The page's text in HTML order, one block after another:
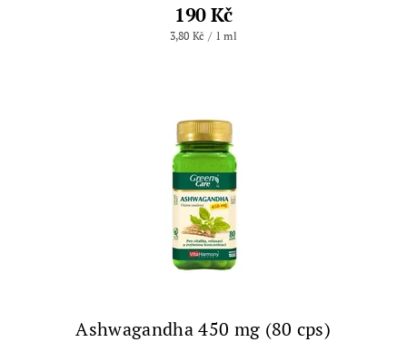
190 Kč
3,80 Kč / 1 ml
Ashwagandha 450 mg (80 cps)